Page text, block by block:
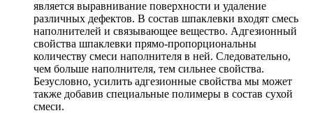
является выравнивание поверхности и удаление
различных дефектов. В состав шпаклевки входят смесь
наполнителей и связывающее вещество. Адгезионный
свойства шпаклевки прямо-пропорциональны
количеству смеси наполнителя в ней. Следовательно,
чем больше наполнителя, тем сильнее свойства.
Безусловно, усилить адгезионные свойства мы может
также добавив специальные полимеры в состав сухой
смеси.